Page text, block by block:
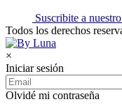
Suscribite a
Todos los derechos
×
Iniciar sesión
Olvidé mi contraseña